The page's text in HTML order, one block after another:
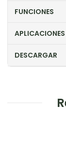
FUNCIONES
APLICACIONES
DESCARGAR